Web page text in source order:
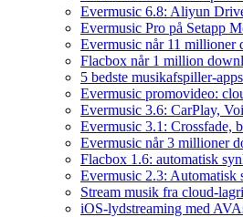
Evermusic 6.8: Aliyun
Evermusic Pro på Setapp
Evermusic når 11 millioner
Flacbox når 1 million
5 bedste musikafspiller-
Evermusic promovideo:
Evermusic 3.6: CarPlay,
Evermusic 3.1: Crossfade,
Evermusic når 3 millioner
Flacbox 1.6: automatisk
Evermusic 2.3: Automatisk
Stream musik fra cloud-
iOS-lydstreaming med